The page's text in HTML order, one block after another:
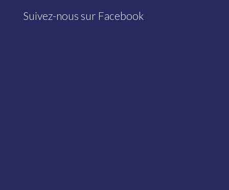
Suivez-nous sur Facebook